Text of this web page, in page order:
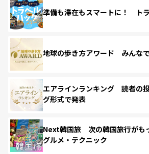
準備も滞在もスマートに！ ト
地球の歩き方アワード みんなで
エアラインランキング 読者の
グ形式で発表
Next韓国旅 次の韓国旅行がも
グルメ・テクニック